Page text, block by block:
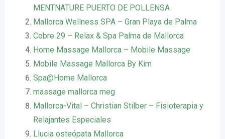
MENTNATURE PUERTO DE POLLENSA
Mallorca Wellness SPA – Gran Playa de Palma
Cobre 29 – Relax & Spa Palma de Mallorca
Home Massage Mallorca – Mobile Massage
Mobile Massage Mallorca By Kim
Spa@Home Mallorca
massage mallorca meg
Mallorca-Vital – Christian Stilber – Fisioterapia y
Relajantes Especiales
Llucia osteópata Mallorca